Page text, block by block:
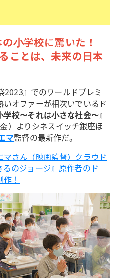
⼩学校に驚いた！
ことは、未来の⽇本
2023』でのワールドプレミ
オファーが相次いでいるド
学校〜それは⼩さな社会〜』
）よりシネスイッチ銀座ほ
マ監督の最新作だ。
マさん（映画監督）クラウド
のジョージ』原作者のド
！